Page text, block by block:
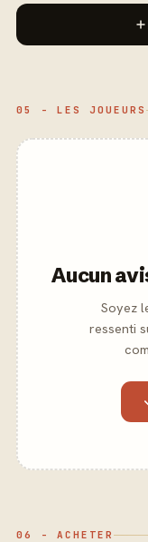
05 - LES JOUEURS
Aucun
Soyez
ressenti
06 - ACHETER